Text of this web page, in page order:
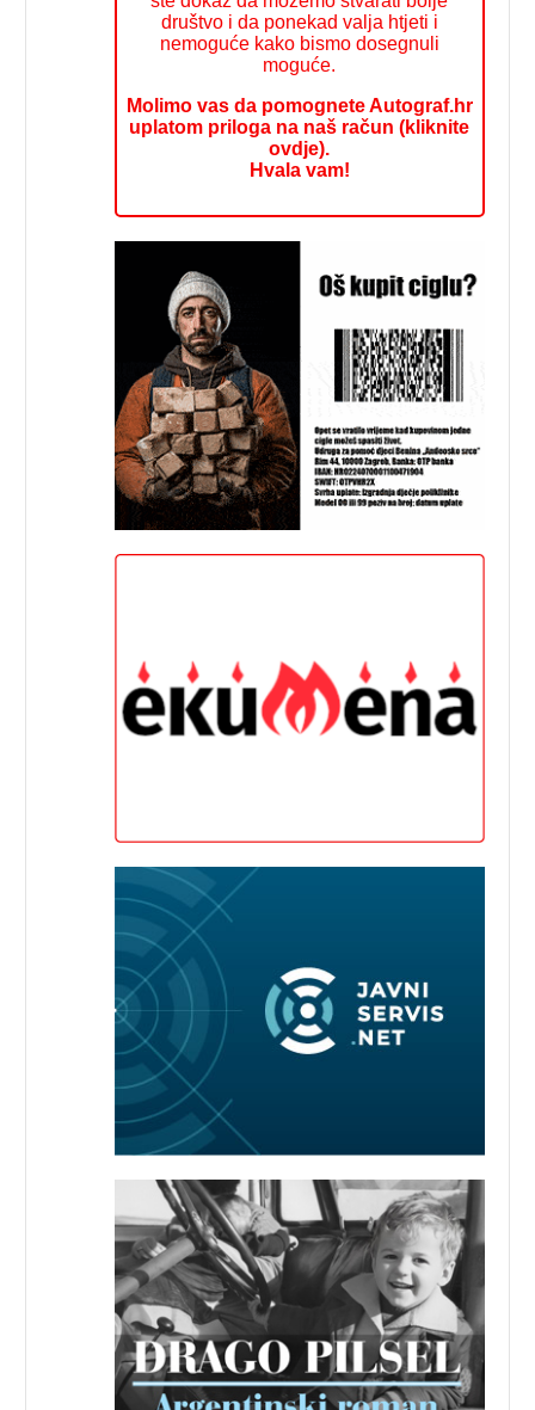
društvo i da ponekad valja htjeti i
nemoguće kako bismo dosegnuli
moguće.
Molimo vas da pomognete Autograf.hr
uplatom priloga na naš račun (kliknite
ovdje).
Hvala vam!